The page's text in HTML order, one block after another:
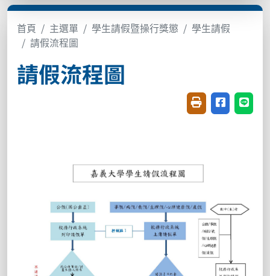
首頁 主選單 學生請假暨操行獎懲
學生請假
請假流程圖
請假流程圖
友善列印(開新視
分享至臉書
分享